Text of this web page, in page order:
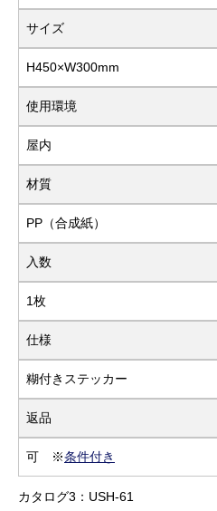
サイズ
H450×W300mm
使用環境
屋内
材質
PP（合成紙）
入数
1枚
仕様
糊付きステッカー
返品
可 ※条件付き
カタログ3：USH-61